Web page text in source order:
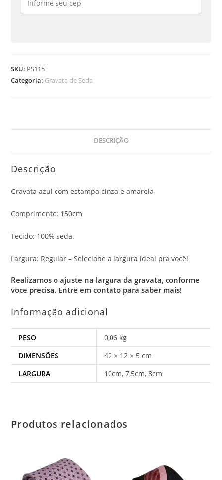
SKU: PS115
Categoria: Gravata de Seda
DESCRIÇÃO
Descrição
Gravata azul com estampa cinza e amarela
Comprimento: 150cm
Tecido: 100% seda.
Largura: Regular – Selecione a largura ideal pra você!
Realizamos o ajuste na largura da gravata, conforme
você precisa. Entre em contato para saber mais!
Informação adicional
PESO
0,06 kg
DIMENSÕES
42 × 12 × 5 cm
LARGURA
10cm, 7,5cm, 8cm
Produtos relacionados